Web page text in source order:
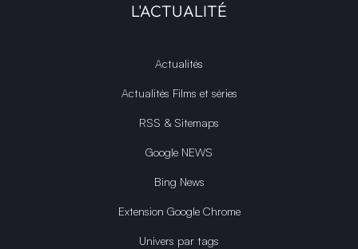
L'ACTUALITÉ
Actualités
Actualités Films et séries
RSS & Sitemaps
Google NEWS
Bing News
Extension Google Chrome
Univers par tags